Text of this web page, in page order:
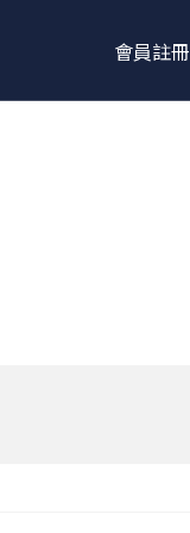
會員註冊